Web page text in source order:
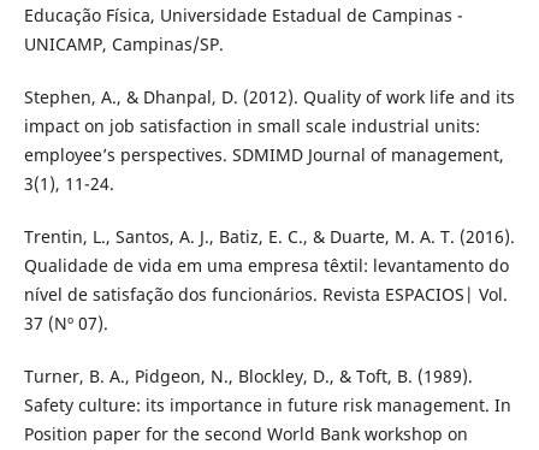
Educação Física, Universidade Estadual de Campinas -
UNICAMP, Campinas/SP.
Stephen, A., & Dhanpal, D. (2012). Quality of work life and its
impact on job satisfaction in small scale industrial units:
employee’s perspectives. SDMIMD Journal of management,
3(1), 11-24.
Trentin, L., Santos, A. J., Batiz, E. C., & Duarte, M. A. T. (2016).
Qualidade de vida em uma empresa têxtil: levantamento do
nível de satisfação dos funcionários. Revista ESPACIOS| Vol.
37 (Nº 07).
Turner, B. A., Pidgeon, N., Blockley, D., & Toft, B. (1989).
Safety culture: its importance in future risk management. In
Position paper for the second World Bank workshop on